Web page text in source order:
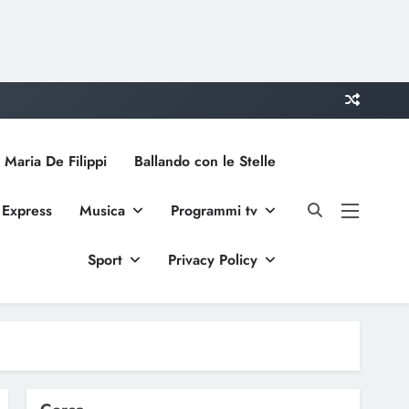
De Filippi Ballando con le Stelle
Musica Programmi tv
Sport Privacy Policy